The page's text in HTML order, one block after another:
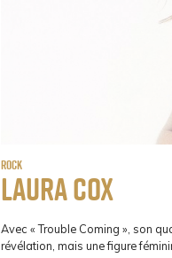
Rock
Laura Cox
Avec « Trouble Coming », son
révélation, mais une figure